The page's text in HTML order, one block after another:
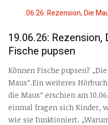
19.06.26: Rezension,
Fische pupsen
Können Fische pupsen?
Maus“.Ein weiteres
die Maus“ erschien am
einmal fragen sich Kinder,
wie sie funktioniert.